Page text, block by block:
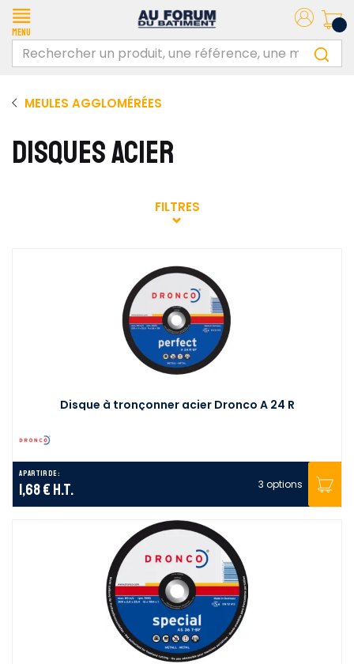
Menu
MEULES AGGLOMÉRÉES
DISQUES ACIER
FILTRES
Disque à tronçonner acier Dronco A 24 R
A partir de :
1,68 € H.T. 3 options